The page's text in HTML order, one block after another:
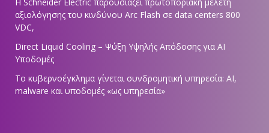
Η Schneider Electric παρουσιάζει πρωτοποριακή μελέτη
αξιολόγησης του κινδύνου Arc Flash σε data centers 800
VDC,
Direct Liquid Cooling – Ψύξη Υψηλής Απόδοσης για AI
Υποδομές
Το κυβερνοέγκλημα γίνεται συνδρομητική υπηρεσία: AI,
malware και υποδομές «ως υπηρεσία»